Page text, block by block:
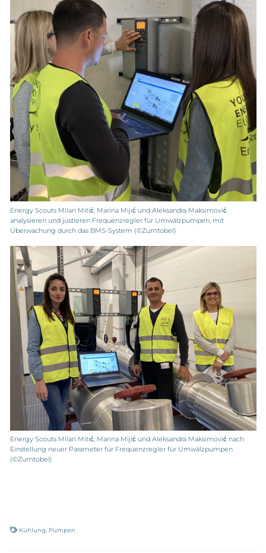
Energy Scouts Milan Mitić, Marina Mijić und Aleksandra Maksimović
analysieren und justieren Frequenzregler für Umwälzpumpen, mit
Überwachung durch das BMS-System (©Zumtobel)
Energy Scouts Milan Mitić, Marina Mijić und Aleksandra Maksimović nach
Einstellung neuer Parameter für Frequenzregler für Umwälzpumpen
(©Zumtobel)
Kühlung Pumpen